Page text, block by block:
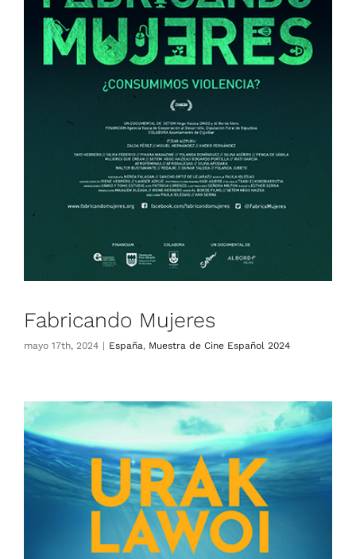
Fabricando Mujeres
Fabricando Mujeres
mayo 17th, 2024 | España, Muestra de Cine Español 2024